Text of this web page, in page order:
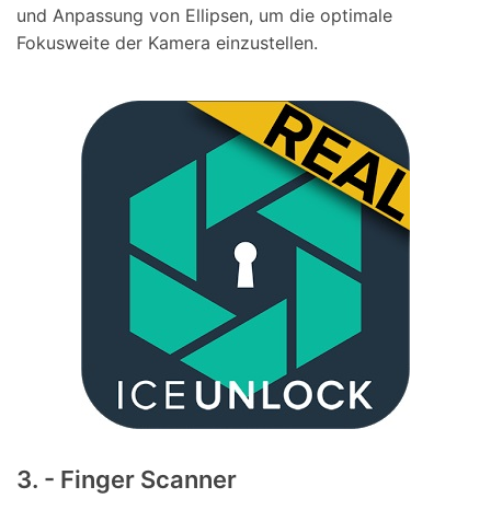
und Anpassung von Ellipsen, um die optimale
Fokusweite der Kamera einzustellen.
3. - Finger Scanner